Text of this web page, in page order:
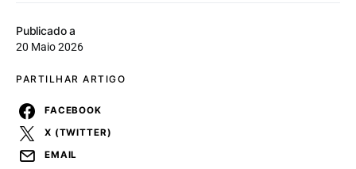
Publicado a
20 Maio 2026
PARTILHAR ARTIGO
FACEBOOK
X (TWITTER)
EMAIL